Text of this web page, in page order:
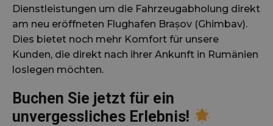
Dienstleistungen um die Fahrzeugabholung direkt
am neu eröffneten Flughafen Brașov (Ghimbav).
Dies bietet noch mehr Komfort für unsere
Kunden, die direkt nach ihrer Ankunft in Rumänien
loslegen möchten.
Buchen Sie jetzt für ein
unvergessliches Erlebnis!